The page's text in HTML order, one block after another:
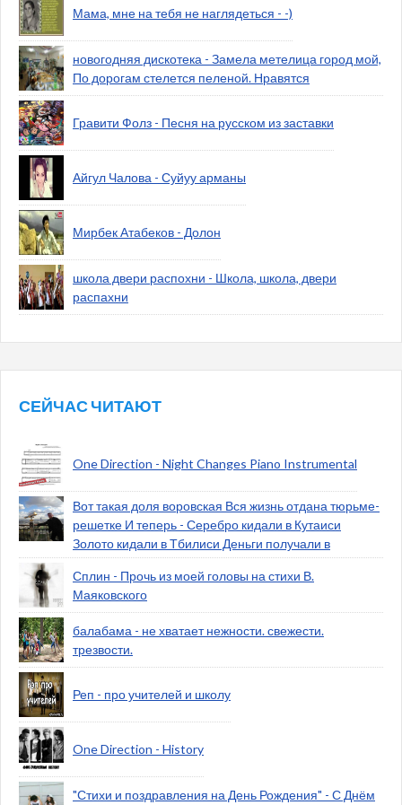
Мама, мне на тебя не наглядеться - -)
новогодняя дискотека - Замела метелица город мой,
По дорогам стелется пеленой. Нравятся
Гравити Фолз - Песня на русском из заставки
Айгул Чалова - Суйуу арманы
Мирбек Атабеков - Долон
школа двери распохни - Школа, школа, двери
распахни
СЕЙЧАС ЧИТАЮТ
One Direction - Night Changes Piano Instrumental
Вот такая доля воровская Вся жизнь отдана тюрьме-
решетке И теперь - Серебро кидали в Кутаиси
Золото кидали в Тбилиси Деньги получали в
Сплин - Прочь из моей головы на стихи В.
Маяковского
балабама - не хватает нежности. свежести.
трезвости.
Реп - про учителей и школу
One Direction - History
"Стихи и поздравления на День Рождения" - С Днём